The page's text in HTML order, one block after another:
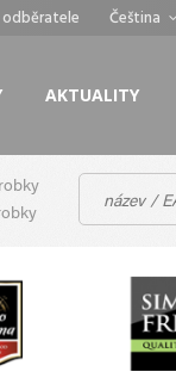
AKTUALITY
Čeština
odběratele